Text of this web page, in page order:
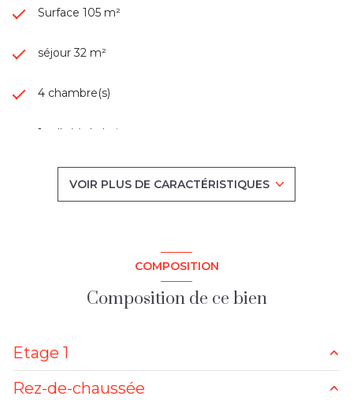
Surface 105 m²
séjour 32 m²
4 chambre(s)
1 salle(s) de bain
Chauffage central : chaudière (gaz)
1 garage(s)
exposition Sud-Ouest
VOIR PLUS DE CARACTÉRISTIQUES
COMPOSITION
Composition de ce bien
Etage 1
chambre
Rez-de-chaussée